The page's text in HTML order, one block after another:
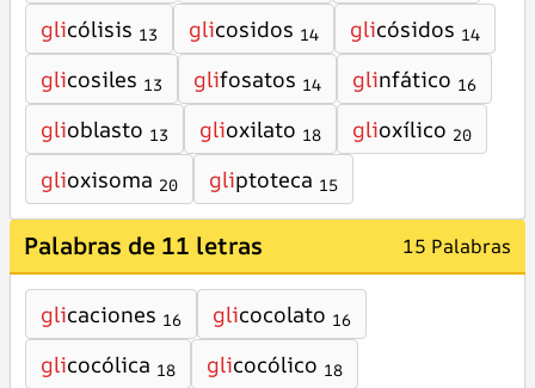
glicólisis 13 glicosidos 14 glicósidos 14
glicosiles 13 glifosatos 14 glinfático 16
glioblasto 13 glioxilato 18 glioxílico 20
glioxisoma 20 gliptoteca 15
Palabras de 11 letras 15 Palabras
glicaciones 16 glicocolato 16
glicocólica 18 glicocólico 18